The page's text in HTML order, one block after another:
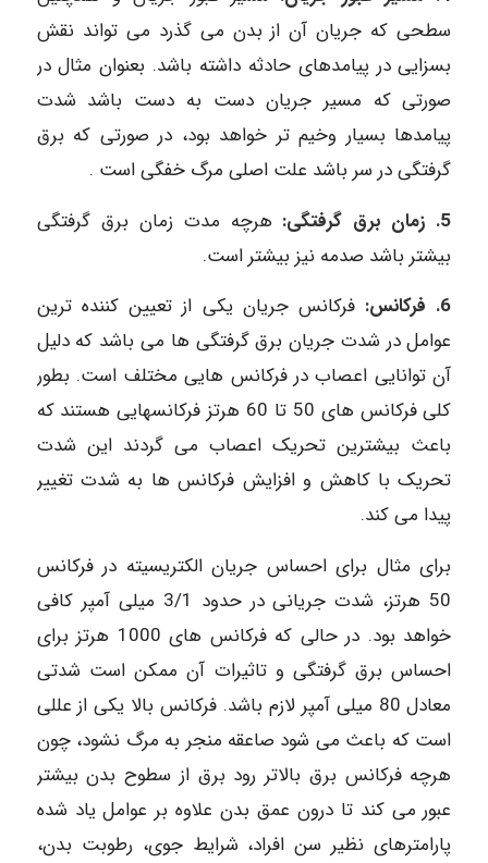
سطحی که جریان آن از بدن می گذرد می تواند نقش
بسزایی در پیامدهای حادثه داشته باشد. بعنوان مثال در
صورتی که مسیر جریان دست به دست باشد شدت
پیامدها بسیار وخیم تر خواهد بود، در صورتی که برق
گرفتگی در سر باشد علت اصلی مرگ خفگی است .
5. زمان برق گرفتگی:
هرچه مدت زمان برق گرفتگی
بیشتر باشد صدمه نیز بیشتر است.
6. فرکانس:
فرکانس جریان یکی از تعیین کننده ترین
عوامل در شدت جریان برق گرفتگی ها می باشد که دلیل
آن توانایی اعصاب در فرکانس هایی مختلف است. بطور
کلی فرکانس های 50 تا 60 هرتز فرکانسهایی هستند که
باعث بیشترین تحریک اعصاب می گردند این شدت
تحریک با کاهش و افزایش فرکانس ها به شدت تغییر
پیدا می کند.
برای مثال برای احساس جریان الکتریسیته در فرکانس
50 هرتز، شدت جریانی در حدود 3/1 میلی آمپر کافی
خواهد بود. در حالی که فرکانس های 1000 هرتز برای
احساس برق گرفتگی و تاثیرات آن ممکن است شدتی
معادل 80 میلی آمپر لازم باشد. فرکانس بالا یکی از عللی
است که باعث می شود صاعقه منجر به مرگ نشود، چون
هرچه فرکانس برق بالاتر رود برق از سطوح بدن بیشتر
عبور می کند تا درون عمق بدن علاوه بر عوامل یاد شده
پارامترهای نظیر سن افراد، شرایط جوی، رطوبت بدن،